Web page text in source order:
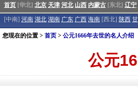
首页 [华北] 北京 天津 河北 山西 内蒙古 [东北] 辽宁
[中南] 河南 湖北 湖南 广东 广西 海南 [西北] 陕西
您现在的位置 > 首页 > 公元1666年去世的名人介绍
公元